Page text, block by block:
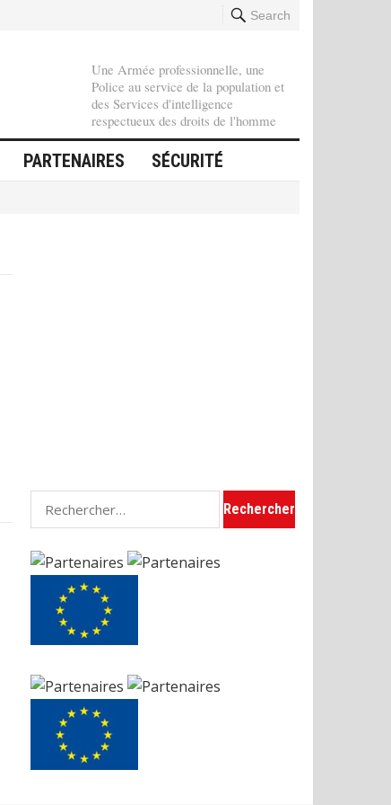
Search
Une Armée professionnelle, une
Police au service de la population et
des Services d'intelligence
respectueux des droits de l'homme
PARTENAIRES SÉCURITÉ
Rechercher :